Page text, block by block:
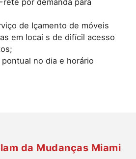
por demanda para
de Içamento de móveis
em locai s de difícil acesso
no dia e horário
da Mudanças Miami